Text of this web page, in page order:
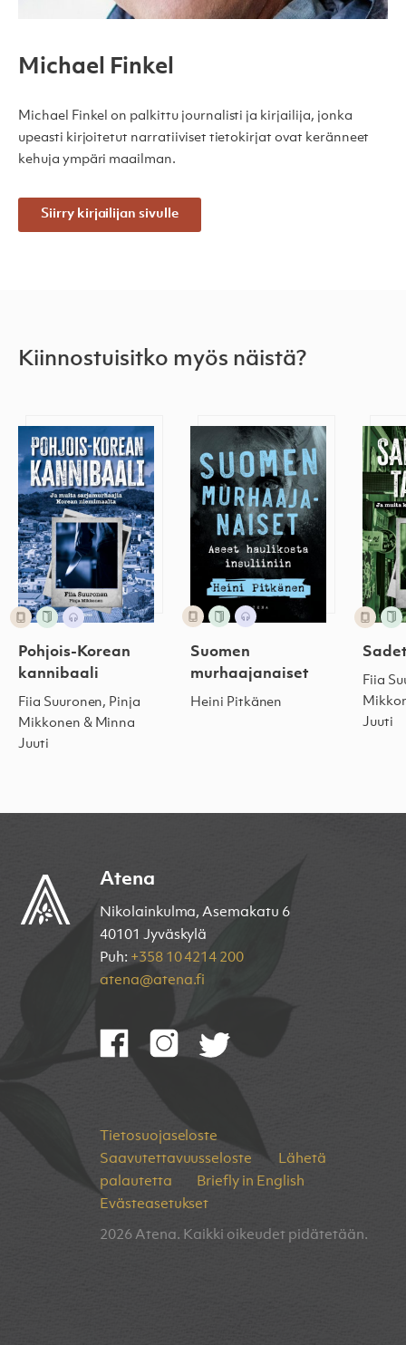
Michael Finkel
Michael Finkel on palkittu journalisti ja kirjailija, jonka
upeasti kirjoitetut narratiiviset tietokirjat ovat keränneet
kehuja ympäri maailman.
Siirry kirjailijan sivulle
Kiinnostuisitko myös näistä?
Pohjois-Korean kannibaali
Pohjois-Korean
kannibaali
Fiia Suuronen, Pinja
Mikkonen & Minna
Juuti
Suomen murhaajanaiset
Suomen
murhaajanaiset
Heini Pitkänen
Fiia
Juuti
Atena
Nikolainkulma, Asemakatu 6
40101 Jyväskylä
Puh: +358 10 4214 200
atena@atena.fi
Tietosuojaseloste
Saavutettavuusseloste
Lähetä
palautetta
Briefly in English
Evästeasetukset
2026 Atena. Kaikki oikeudet pidätetään.